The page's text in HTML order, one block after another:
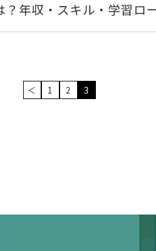
年収・スキル・学習ロ
＜ 1 2 3